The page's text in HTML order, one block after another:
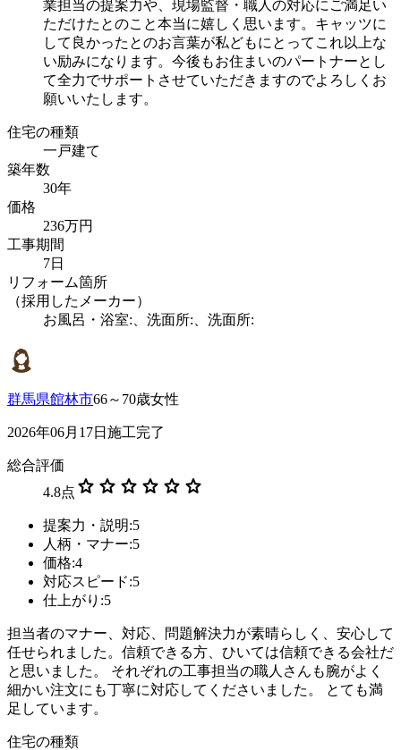
業担当の提案力や、現場監督・職人の対応にご満足い
ただけたとのこと本当に嬉しく思います。キャッツに
して良かったとのお言葉が私どもにとってこれ以上な
い励みになります。今後もお住まいのパートナーとし
て全力でサポートさせていただきますのでよろしくお
願いいたします。
住宅の種類
一戸建て
築年数
30年
価格
236万円
工事期間
7日
リフォーム箇所
（採用したメーカー）
お風呂・浴室:、洗面所:、洗面所:
群馬県館林市66～70歳女性
2026年06月17日施工完了
総合評価
4.8点 star star star star star star
提案力・説明:5
人柄・マナー:5
価格:4
対応スピード:5
仕上がり:5
担当者のマナー、対応、問題解決力が素晴らしく、安心して
任せられました。信頼できる方、ひいては信頼できる会社だ
と思いました。 それぞれの工事担当の職人さんも腕がよく
細かい注文にも丁寧に対応してくださいました。 とても満
足しています。
住宅の種類